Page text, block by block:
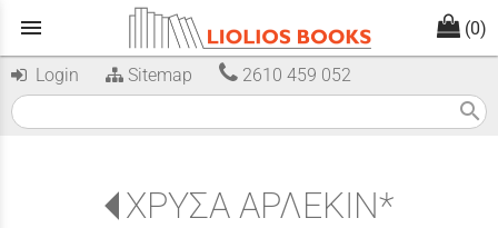
menu (0)
Login Sitemap 2610 459 052
search
ΧΡΥΣΑ ΑΡΛΕΚΙΝ*